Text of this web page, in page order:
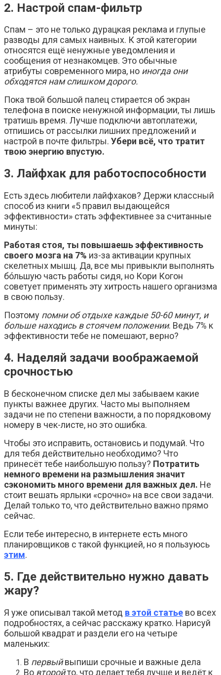
2. Настрой спам-фильтр
Спам – это не только дурацкая реклама и глупые
разводы для самых наивных. К этой категории
относятся ещё ненужные уведомления и
сообщения от незнакомцев. Это обычные
атрибуты современного мира, но иногда они
обходятся нам слишком дорого.
Пока твой большой палец стирается об экран
телефона в поиске ненужной информации, ты лишь
тратишь время. Лучше подключи автоплатежи,
отпишись от рассылки лишних предложений и
настрой в почте фильтры. Убери всё, что тратит
твою энергию впустую.
3. Лайфхак для работоспособности
Есть здесь любители лайфхаков? Держи классный
способ из книги «5 правил выдающейся
эффективности» стать эффективнее за считанные
минуты:
Работая стоя, ты повышаешь эффективность
своего мозга на 7% из-за активации крупных
скелетных мышц. Да, все мы привыкли выполнять
бóльшую часть работы сидя, но Кори Когон
советует применять эту хитрость нашего организма
в свою пользу.
Поэтому помни об отдыхе каждые 50-60 минут, и
больше находись в стоячем положении. Ведь 7% к
эффективности тебе не помешают, верно?
4. Наделяй задачи воображаемой
срочностью
В бесконечном списке дел мы забываем какие
пункты важнее других. Часто мы выполняем
задачи не по степени важности, а по порядковому
номеру в чек-листе, но это ошибка.
Чтобы это исправить, остановись и подумай. Что
для тебя действительно необходимо? Что
принесёт тебе наибольшую пользу? Потратить
немного времени на размышления значит
сэкономить много времени для важных дел. Не
стоит вешать ярлыки «срочно» на все свои задачи.
Делай только то, что действительно важно прямо
сейчас.
Если тебе интересно, в интернете есть много
планировщиков с такой функцией, но я пользуюсь
этим.
5. Где действительно нужно давать
жару?
Я уже описывал такой метод в этой статье во всех
подробностях, а сейчас расскажу кратко. Нарисуй
большой квадрат и раздели его на четыре
маленьких:
В первыйвыпиши срочные и важные дела
Во второйто, что делает тебя лучше и ведёт к